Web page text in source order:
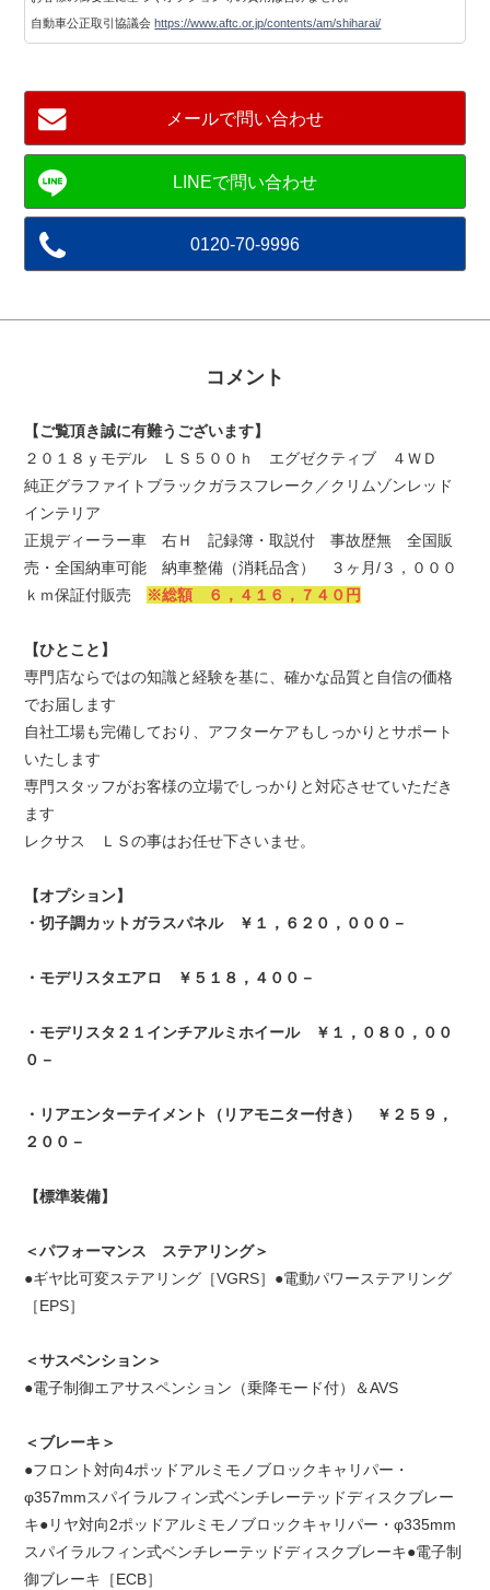
自動車公正取引協議会https://www.aftc.or.jp/contents/am/shiharai/
メールで問い合わせ
0120-70-9996
コメント
【ご覧頂き誠に有難うございます】
２０１８ｙモデル ＬＳ５００ｈ エグゼクティブ ４ＷＤ
純正グラファイトブラックガラスフレーク／クリムゾンレッド
インテリア
正規ディーラー車 右Ｈ 記録簿・取説付 事故歴無 全国販
売・全国納車可能 納車整備（消耗品含） ３ヶ月/３，０００
ｋｍ保証付販売
※総額 ６，４１６，７４０円
【ひとこと】
専門店ならではの知識と経験を基に、確かな品質と自信の価格
でお届します
自社工場も完備しており、アフターケアもしっかりとサポート
いたします
専門スタッフがお客様の立場でしっかりと対応させていただき
ます
レクサス ＬＳの事はお任せ下さいませ。
【オプション】
・切子調カットガラスパネル ￥１，６２０，０００－
・モデリスタエアロ ￥５１８，４００－
・モデリスタ２１インチアルミホイール ￥１，０８０，００
０－
・リアエンターテイメント（リアモニター付き） ￥２５９，
２００－
【標準装備】
＜パフォーマンス ステアリング＞
●ギヤ比可変ステアリング［VGRS］●電動パワーステアリング
［EPS］
＜サスペンション＞
●電子制御エアサスペンション（乗降モード付）＆AVS
＜ブレーキ＞
●フロント対向4ポッドアルミモノブロックキャリパー・
φ357mmスパイラルフィン式ベンチレーテッドディスクブレー
キ●リヤ対向2ポッドアルミモノブロックキャリパー・φ335mm
スパイラルフィン式ベンチレーテッドディスクブレーキ●電子制
御ブレーキ［ECB］